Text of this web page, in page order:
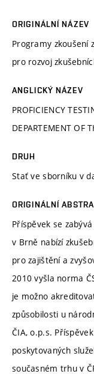
ORIGINÁLNÍ NÁZEV
Programy zkoušení
pro rozvoj
ANGLICKÝ NÁZEV
PROFICIENCY
DEPARTEMENT OF
DRUH
Stať ve sborníku v
ORIGINÁLNÍ
Příspěvek se
v Brně nabízí
pro zajištění a
2010 vyšla norma
je možno
způsobilosti u
ČIA, o.p.s.
poskytovaných
současném trhu v